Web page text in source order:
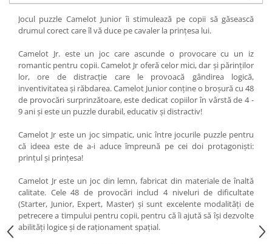
Jocul puzzle Camelot Junior îi stimulează pe copii să găsească
drumul corect care îl vă duce pe cavaler la prinţesa lui.
Camelot Jr. este un joc care ascunde o provocare cu un iz
romantic pentru copii. Camelot Jr oferă celor mici, dar şi părinţilor
lor, ore de distracţie care le provoacă gândirea logică,
inventivitatea şi răbdarea. Camelot Junior conţine o broşură cu 48
de provocări surprinzătoare, este dedicat copiilor în vârstă de 4 -
9 ani şi este un puzzle durabil, educativ şi distractiv!
Camelot Jr este un joc simpatic, unic între jocurile puzzle pentru
că ideea este de a-i aduce împreună pe cei doi protagonişti:
prinţul şi prinţesa!
Camelot Jr este un joc din lemn, fabricat din materiale de înaltă
calitate. Cele 48 de provocări includ 4 niveluri de dificultate
(Starter, Junior, Expert, Master) şi sunt excelente modalităţi de
petrecere a timpului pentru copii, pentru că îi ajută să îşi dezvolte
abilităţi logice şi de raţionament spaţial.